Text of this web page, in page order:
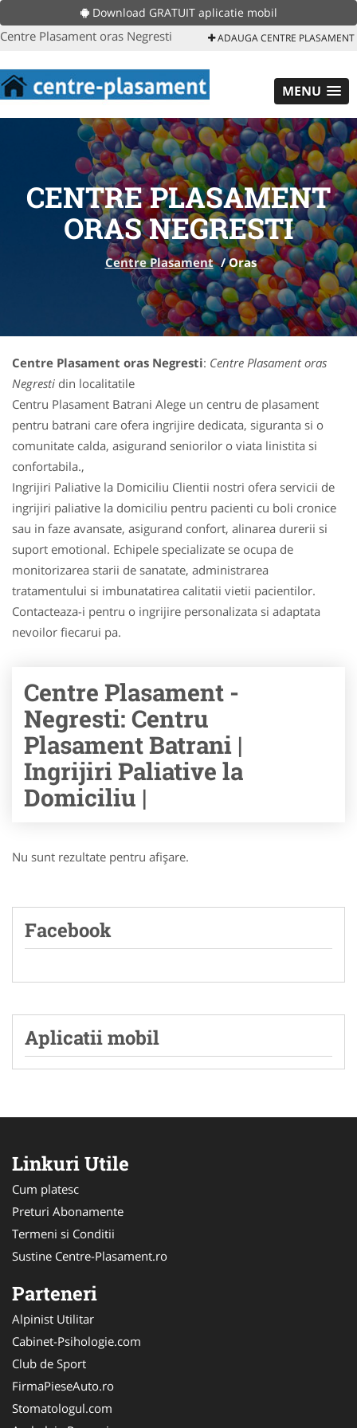
Download GRATUIT aplicatie mobil
Centre Plasament oras Negresti ADAUGA CENTRE PLASAMENT
MENU
CENTRE PLASAMENT
ORAS NEGRESTI
Centre Plasament /Oras
Centre Plasament oras Negresti: Centre Plasament oras
Negresti din localitatile
Centru Plasament Batrani Alege un centru de plasament
pentru batrani care ofera ingrijire dedicata, siguranta si o
comunitate calda, asigurand seniorilor o viata linistita si
confortabila.,
Ingrijiri Paliative la Domiciliu Clientii nostri ofera servicii de
ingrijiri paliative la domiciliu pentru pacienti cu boli cronice
sau in faze avansate, asigurand confort, alinarea durerii si
suport emotional. Echipele specializate se ocupa de
monitorizarea starii de sanatate, administrarea
tratamentului si imbunatatirea calitatii vietii pacientilor.
Contacteaza-i pentru o ingrijire personalizata si adaptata
nevoilor fiecarui pa.
Centre Plasament -
Negresti: Centru
Plasament Batrani |
Ingrijiri Paliative la
Domiciliu |
Nu sunt rezultate pentru afişare.
Facebook
Aplicatii mobil
Linkuri Utile
Cum platesc
Preturi Abonamente
Termeni si Conditii
Sustine Centre-Plasament.ro
Parteneri
Alpinist Utilitar
Cabinet-Psihologie.com
Club de Sport
FirmaPieseAuto.ro
Stomatologul.com